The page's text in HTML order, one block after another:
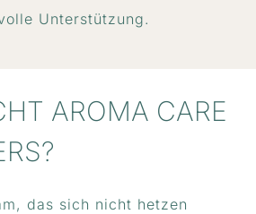
Unterstützung.
AROMA CARE
das sich nicht hetzen